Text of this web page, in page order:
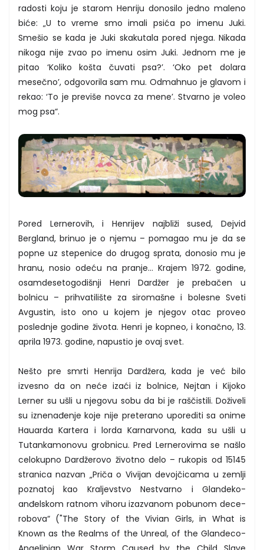
radosti koju je starom Henriju donosilo jedno maleno
biće: „U to vreme smo imali psića po imenu Juki.
Smešio se kada je Juki skakutala pored njega. Nikada
nikoga nije zvao po imenu osim Juki. Jednom me je
pitao ‘Koliko košta čuvati psa?’. ‘Oko pet dolara
mesečno’, odgovorila sam mu. Odmahnuo je glavom i
rekao: ‘To je previše novca za mene’. Stvarno je voleo
mog psa“.
Pored Lernerovih, i Henrijev najbliži sused, Dejvid
Bergland, brinuo je o njemu – pomagao mu je da se
popne uz stepenice do drugog sprata, donosio mu je
hranu, nosio odeću na pranje… Krajem 1972. godine,
osamdesetogodišnji Henri Dardžer je prebačen u
bolnicu – prihvatilište za siromašne i bolesne Sveti
Avgustin, isto ono u kojem je njegov otac proveo
poslednje godine života. Henri je kopneo, i konačno, 13.
aprila 1973. godine, napustio je ovaj svet.
Nešto pre smrti Henrija Dardžera, kada je već bilo
izvesno da on neće izaći iz bolnice, Nejtan i Kijoko
Lerner su ušli u njegovu sobu da bi je raščistili. Doživeli
su iznenađenje koje nije preterano uporediti sa onime
Hauarda Kartera i lorda Karnarvona, kada su ušli u
Tutankamonovu grobnicu. Pred Lernerovima se našlo
celokupno Dardžerovo životno delo – rukopis od 15145
stranica nazvan „Priča o Vivijan devojčicama u zemlji
poznatoj kao Kraljevstvo Nestvarno i Glandeko-
anđelskom ratnom vihoru izazvanom pobunom dece-
robova“ ("The Story of the Vivian Girls, in What is
Known as the Realms of the Unreal, of the Glandeco-